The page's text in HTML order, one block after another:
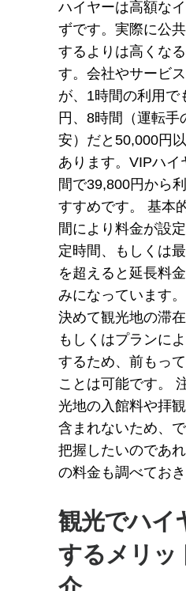
ハイヤーは高額な
ずです。実際に公
するよりは高くな
す。会社やサービ
が、1時間の利用で
円、8時間（運転手
安）だと50,000円
あります。VIPハイ
間で39,800円から
すすめです。 基本
間により料金が設
定時間、もしくは
を超えると延長料
みになっています
決めて観光地の滞
もしくはプランに
するため、前もっ
ことは可能です。
光地の入館料や拝
含まれないため、
把握したいのであ
の料金も調べておき
観光でハイ
するメリッ